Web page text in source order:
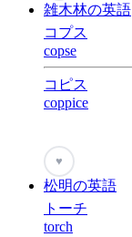
雑木林の英語
コプス
copse
コピス
coppice
♥
松明の英語
トーチ
torch